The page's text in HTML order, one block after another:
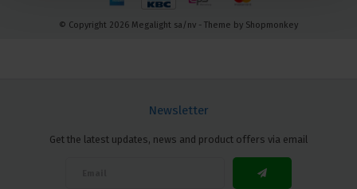
© Copyright 2026 Megalight sa/nv - Theme by Shopmonkey
Newsletter
Get the latest updates, news and product offers via email